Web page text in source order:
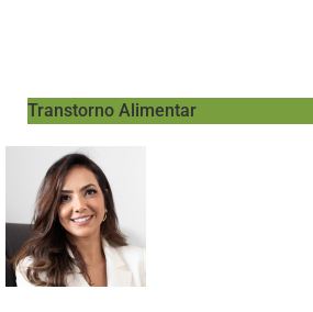
Transtorno Alimentar